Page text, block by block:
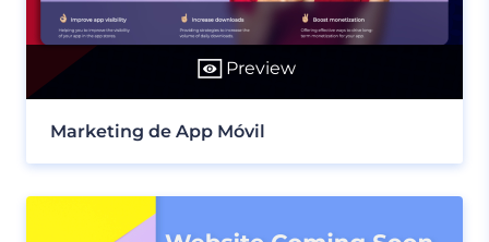
Preview
Marketing de App Móvil